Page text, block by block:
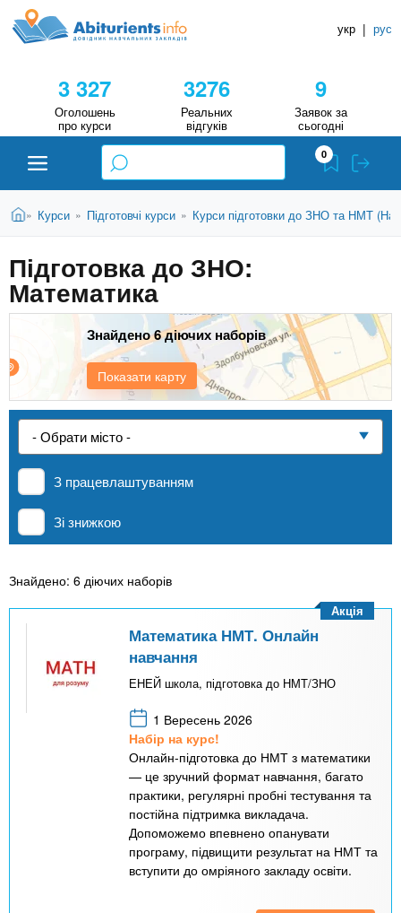
д
A
i
t
u
r
i
e
n
t
s
.
i
о
н
к
Н
в
ч
а
ь
и
л
д
і
3 327
Оголошень
про курси
3276
Реальних
відгуків
9
Заявок за
сьогодні
укр | рус
Абітурієнту
ЗВО (ВНЗ)
Коледжі
Курси
MBA
Онлайн курси
0
В
т
у
т
Головна
» Курси » Підготовчі курси » Курси підготовки до ЗНО та НМТ
Підготовка до ЗНО:
Математика
Показати карту
Знайдено 6 діючих наборів
З працевлаштуванням
Зі знижкою
Знайдено: 6 діючих наборів
Математика НМТ. Онлайн
навчання
ЕНЕЙ школа, підготовка до НМТ/ЗНО
1 Вересень 2026
Набір на курс!
Онлайн-підготовка до НМТ з математики
— це зручний формат навчання, багато
практики, регулярні пробні тестування та
постійна підтримка викладача.
Допоможемо впевнено опанувати
програму, підвищити результат на НМТ та
вступити до омріяного закладу освіти.
Акція